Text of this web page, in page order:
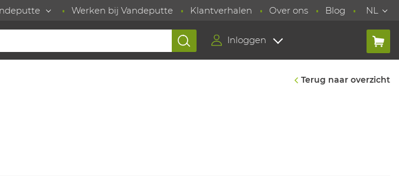
Werken bij Vandeputte Klantverhalen Over ons Blog NL
Inloggen
Terug naar overzicht